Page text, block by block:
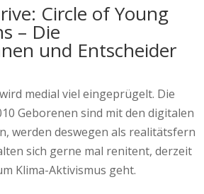
Circle of Young
– Die
und Entscheider
medial viel eingeprügelt. Die
Geborenen sind mit den digitalen
werden deswegen als realitätsfern
sich gerne mal renitent, derzeit
Klima-Aktivismus geht.